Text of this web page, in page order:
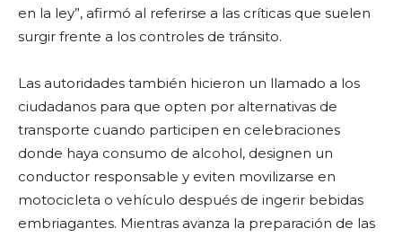
en la ley”, afirmó al referirse a las críticas que suelen
surgir frente a los controles de tránsito.
Las autoridades también hicieron un llamado a los
ciudadanos para que opten por alternativas de
transporte cuando participen en celebraciones
donde haya consumo de alcohol, designen un
conductor responsable y eviten movilizarse en
motocicleta o vehículo después de ingerir bebidas
embriagantes. Mientras avanza la preparación de las